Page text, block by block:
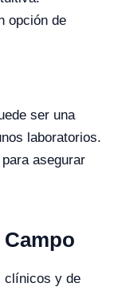
opción de
ser una
laboratorios.
asegurar
clínicos y de